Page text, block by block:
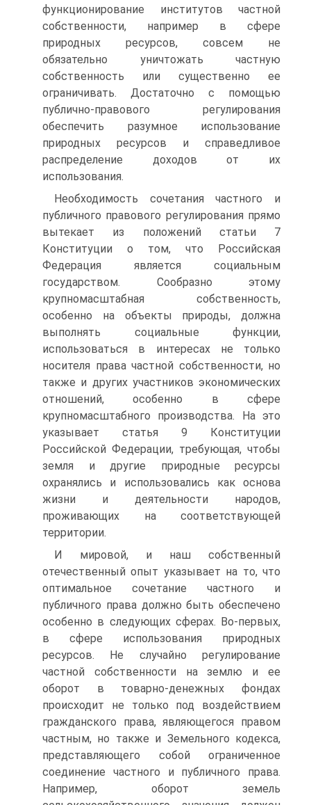
функционирование институтов частной
собственности, например в сфере
природных ресурсов, совсем не
обязательно уничтожать частную
собственность или существенно ее
ограничивать. Достаточно с помощью
публично-правового регулирования
обеспечить разумное использование
природных ресурсов и справедливое
распределение доходов от их
использования.
Необходимость сочетания частного и
публичного правового регулирования прямо
вытекает из положений статьи 7
Конституции о том, что Российская
Федерация является социальным
государством. Сообразно этому
крупномасштабная собственность,
особенно на объекты природы, должна
выполнять социальные функции,
использоваться в интересах не только
носителя права частной собственности, но
также и других участников экономических
отношений, особенно в сфере
крупномасштабного производства. На это
указывает статья 9 Конституции
Российской Федерации, требующая, чтобы
земля и другие природные ресурсы
охранялись и использовались как основа
жизни и деятельности народов,
проживающих на соответствующей
территории.
И мировой, и наш собственный
отечественный опыт указывает на то, что
оптимальное сочетание частного и
публичного права должно быть обеспечено
особенно в следующих сферах. Во-первых,
в сфере использования природных
ресурсов. Не случайно регулирование
частной собственности на землю и ее
оборот в товарно-денежных фондах
происходит не только под воздействием
гражданского права, являющегося правом
частным, но также и Земельного кодекса,
представляющего собой ограниченное
соединение частного и публичного права.
Например, оборот земель